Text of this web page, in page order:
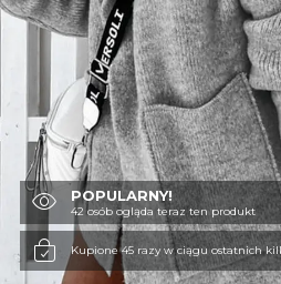
SZORTY
MODA PLAŻOWA
BLUZKI
KURTKI I PŁASZCZE
POPULARNY!
42 osób ogląda teraz ten produkt
Kupione 45 razy w ciągu ostatnich